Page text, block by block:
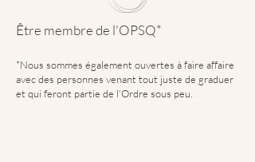
Être membre de l'OPSQ*
*Nous sommes également ouvertes à faire affaire
avec des personnes venant tout juste de graduer
et qui feront partie de l'Ordre sous peu.